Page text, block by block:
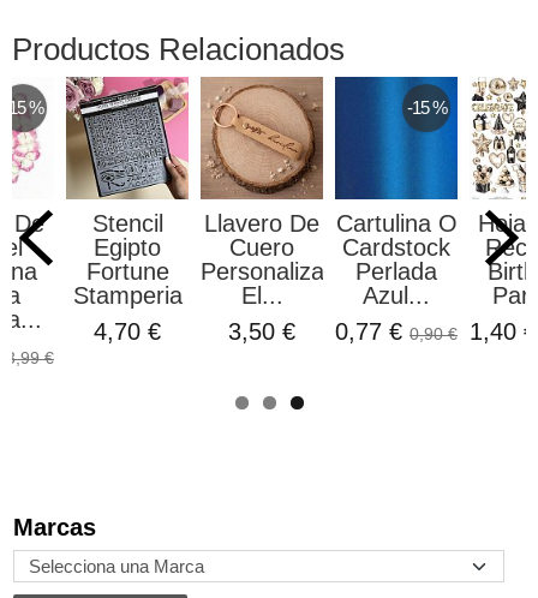
Marcas
Productos Relacionados
-15 %
De
3,99 €
Stencil
Egipto
Fortune
Stamperia
4,70 €
Llavero De
Cuero
Personalizado
El...
3,50 €
-15 %
Cartulina O
Cardstock
Perlada
Azul...
0,77 € 0,90 €
Hoja
1,40